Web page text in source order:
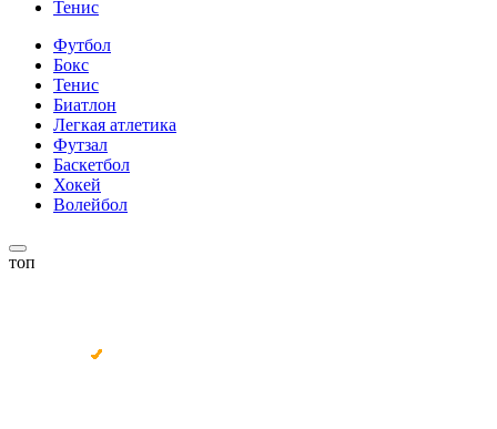
Тенис
Футбол
Бокс
Тенис
Биатлон
Легкая атлетика
Футзал
Баскетбол
Хокей
Волейбол
топ